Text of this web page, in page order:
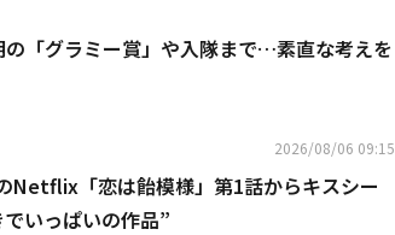
「グラミー賞」や入隊まで…素直な考えを
2026/08/06 09:15
Netflix「恋は飴模様」第1話からキスシー
いっぱいの作品”